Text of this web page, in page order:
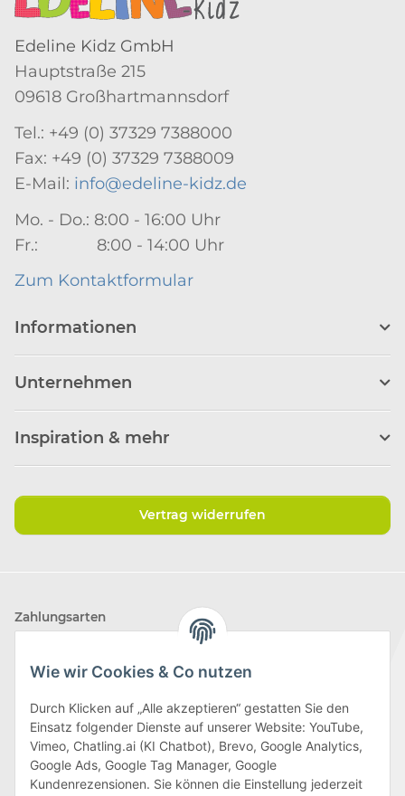
Wie wir Cookies & Co nutzen
Durch Klicken auf „Alle akzeptieren“ gestatten Sie den
Einsatz folgender Dienste auf unserer Website: YouTube,
Vimeo, Chatling.ai (KI Chatbot), Brevo, Google Analytics,
Google Ads, Google Tag Manager, Google
Kundenrezensionen. Sie können die Einstellung jederzeit
Edeline Kidz GmbH
Hauptstraße 215
09618 Großhartmannsdorf
Tel.: +49 (0) 37329 7388000
Fax: +49 (0) 37329 7388009
E-Mail: info@edeline-kidz.de
Mo. - Do.: 8:00 - 16:00 Uhr
Fr.: 8:00 - 14:00 Uhr
Zum Kontaktformular
Informationen
Unternehmen
Inspiration & mehr
Vertrag widerrufen
Zahlungsarten
Wir versenden mit